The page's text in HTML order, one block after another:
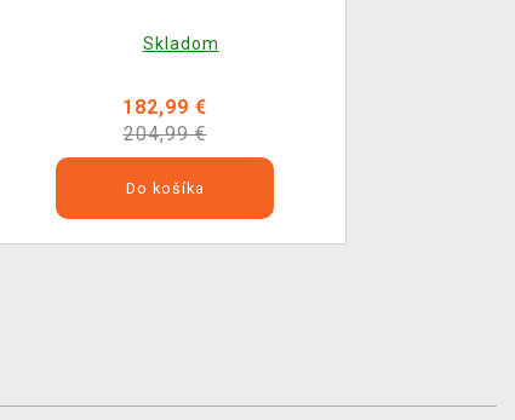
Skladom
182,99 €
204,99 €
Do košíka